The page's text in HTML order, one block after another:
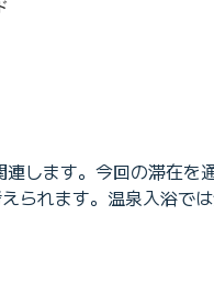
します。今回の滞在を
られます。温泉入浴で